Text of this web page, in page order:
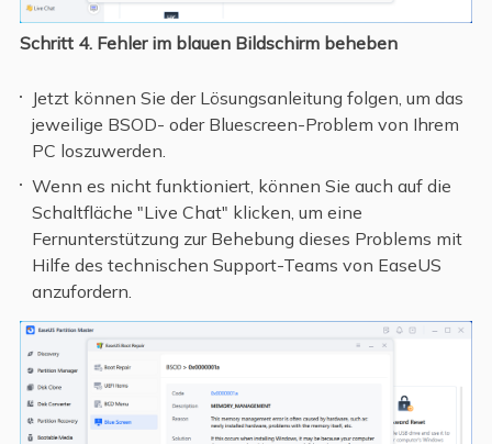
Schritt 4. Fehler im blauen Bildschirm beheben
Jetzt können Sie der Lösungsanleitung folgen, um das
jeweilige BSOD- oder Bluescreen-Problem von Ihrem
PC loszuwerden.
Wenn es nicht funktioniert, können Sie auch auf die
Schaltfläche "Live Chat" klicken, um eine
Fernunterstützung zur Behebung dieses Problems mit
Hilfe des technischen Support-Teams von EaseUS
anzufordern.